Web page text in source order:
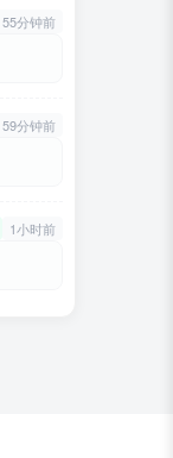
55分钟前
59分钟前
1小时前